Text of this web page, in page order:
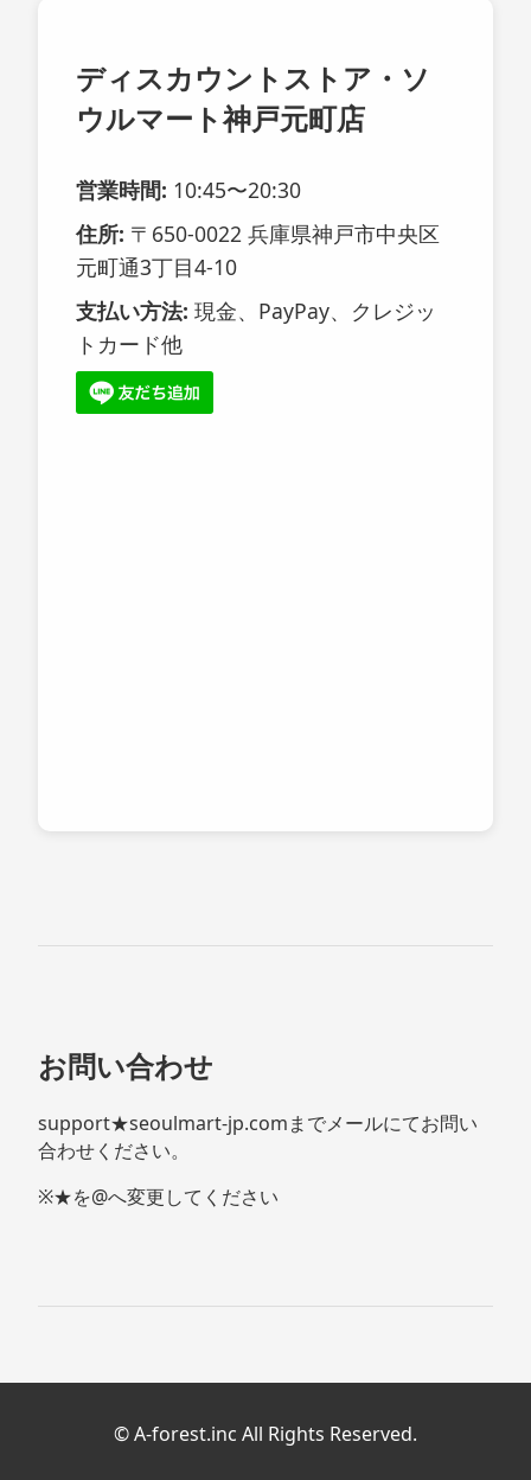
ディスカウントストア・ソ
ウルマート神戸元町店
営業時間: 10:45〜20:30
住所: 〒650-0022 兵庫県神戸市中央区
元町通3丁目4-10
支払い方法: 現金、PayPay、クレジッ
トカード他
お問い合わせ
support★seoulmart-jp.comまでメールにてお問い
合わせください。
※★を@へ変更してください
© A-forest.inc All Rights Reserved.